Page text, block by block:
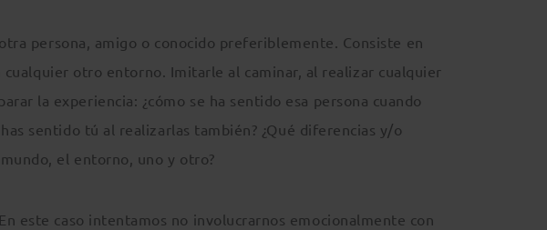
persona, amigo o conocido preferiblemente. Consiste en
otro entorno. Imitarle al caminar, al realizar cualquier
la experiencia: ¿cómo se ha sentido esa persona cuando
sentido tú al realizarlas también? ¿Qué diferencias y/o
el entorno, uno y otro?
este caso intentamos no involucrarnos emocionalmente con